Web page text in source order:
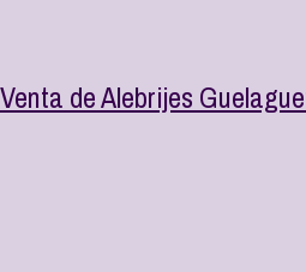
de Alebrijes